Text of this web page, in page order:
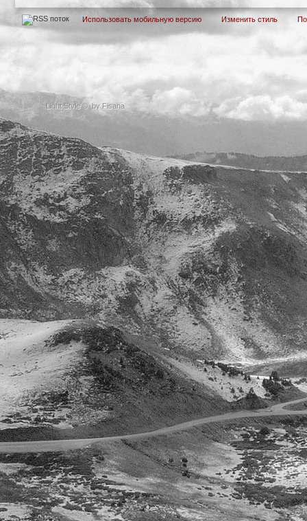
Light Style © by Fisana
Использовать мобильную версию Изменить стиль